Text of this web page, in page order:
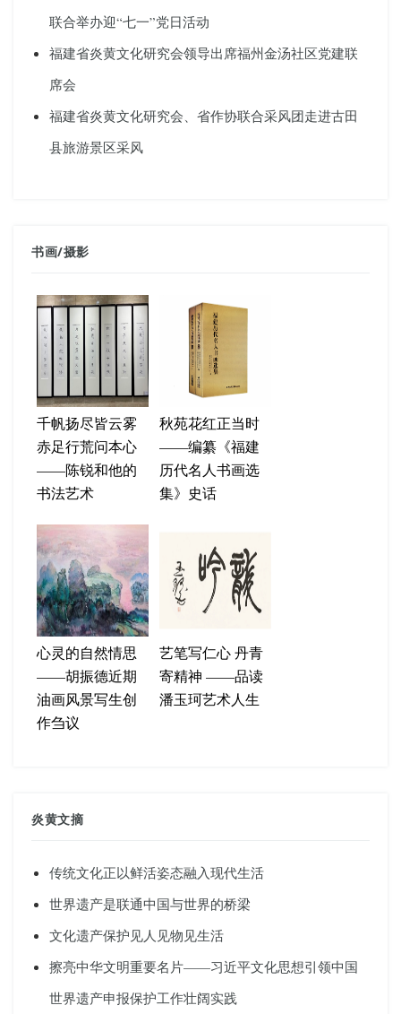
联合举办迎“七一”党日活动
福建省炎黄文化研究会领导出席福州金汤社区党建联
席会
福建省炎黄文化研究会、省作协联合采风团走进古田
县旅游景区采风
书画/摄影
千帆扬尽皆云雾
赤足行荒问本心
——陈锐和他的
书法艺术
秋苑花红正当时
——编纂《福建
历代名人书画选
集》史话
心灵的自然情思
——胡振德近期
油画风景写生创
作刍议
艺笔写仁心 丹青
寄精神 ——品读
潘玉珂艺术人生
炎黄文摘
传统文化正以鲜活姿态融入现代生活
世界遗产是联通中国与世界的桥梁
文化遗产保护见人见物见生活
擦亮中华文明重要名片——习近平文化思想引领中国
世界遗产申报保护工作壮阔实践